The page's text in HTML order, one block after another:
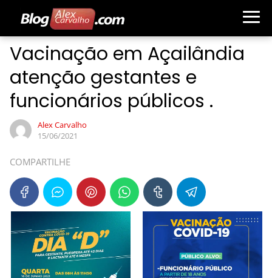
Vacinação em Açailândia
atenção gestantes e
funcionários públicos .
Alex Carvalho
15/06/2021
COMPARTILHE